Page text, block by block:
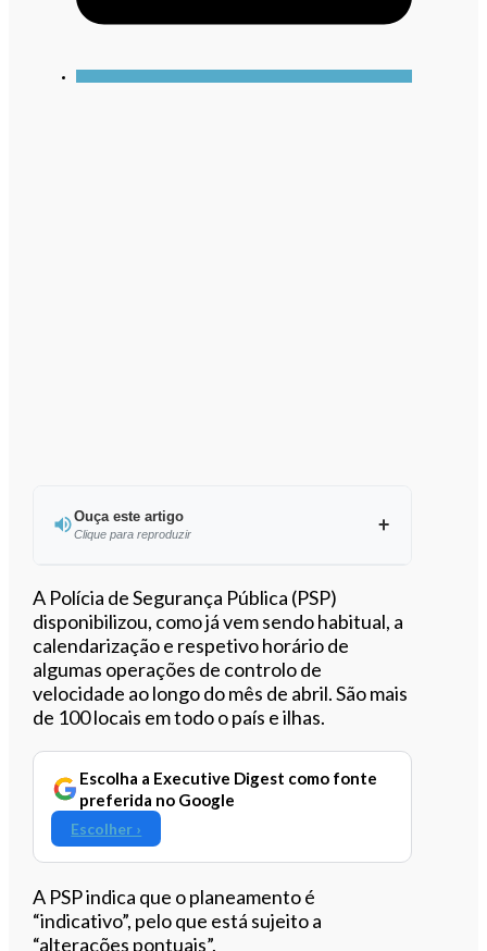
Ouça este artigo
Clique para reproduzir
0:00/1:44
A Polícia de Segurança Pública (PSP)
disponibilizou, como já vem sendo habitual, a
calendarização e respetivo horário de
algumas operações de controlo de
velocidade ao longo do mês de abril. São mais
de 100 locais em todo o país e ilhas.
Escolha a Executive Digest como fonte
preferida no Google
Escolher ›
A PSP indica que o planeamento é
“indicativo”, pelo que está sujeito a
“alterações pontuais”.